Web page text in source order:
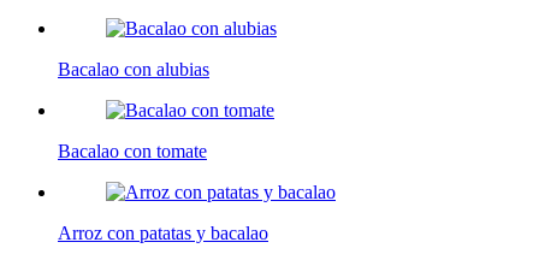
Bacalao con alubias
Bacalao con tomate
Arroz con patatas y bacalao